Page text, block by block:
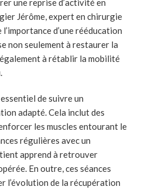
Jérôme, expert en chirurgie
d’une rééducation
non seulement à restaurer la
à rétablir la mobilité
de suivre un
adapté. Cela inclut des
les muscles entourant le
régulières avec un
apprend à retrouver
En outre, ces séances
l’évolution de la récupération